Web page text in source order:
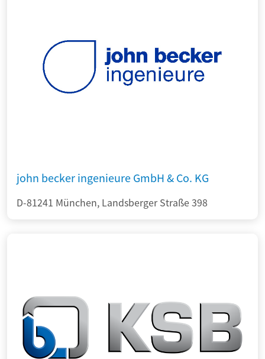
john becker ingenieure GmbH & Co. KG
D-81241 München, Landsberger Straße 398